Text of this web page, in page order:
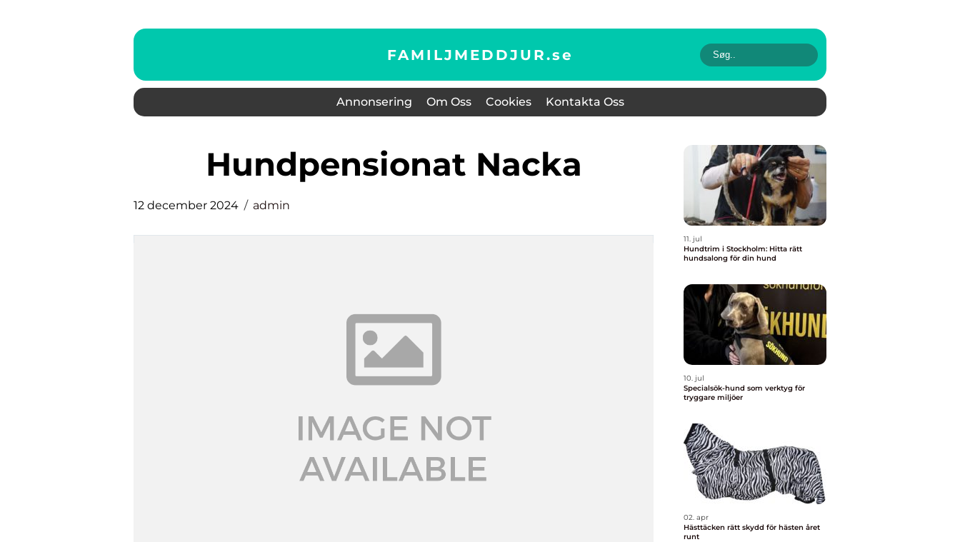
FAMILJMEDDJUR.se
Annonsering Om Oss Cookies Kontakta Oss
Hundpensionat Nacka
12 december 2024 admin
11. jul
Hundtrim i Stockholm: Hitta rätt
hundsalong för din hund
10. jul
Specialsök-hund som verktyg för
tryggare miljöer
02. apr
Hästtäcken rätt skydd för hästen året
runt